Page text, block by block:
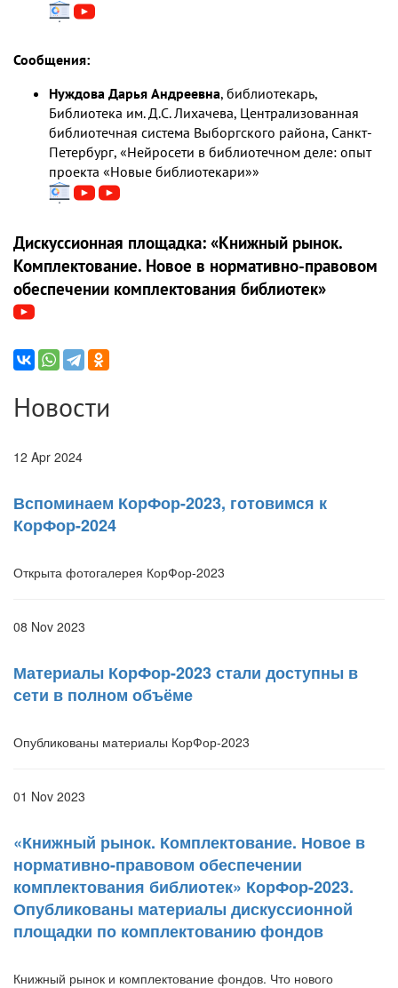
Сообщения:
Нуждова Дарья Андреевна, библиотекарь,
Библиотека им. Д.С. Лихачева, Централизованная
библиотечная система Выборгского района, Санкт-
Петербург, «Нейросети в библиотечном деле: опыт
проекта «Новые библиотекари»»
Дискуссионная площадка: «Книжный рынок.
Комплектование. Новое в нормативно-правовом
обеспечении комплектования библиотек»
Новости
12 Apr 2024
Вспоминаем КорФор-2023, готовимся к
КорФор-2024
Открыта фотогалерея КорФор-2023
08 Nov 2023
Материалы КорФор-2023 стали доступны в
сети в полном объёме
Опубликованы материалы КорФор-2023
01 Nov 2023
«Книжный рынок. Комплектование. Новое в
нормативно-правовом обеспечении
комплектования библиотек» КорФор-2023.
Опубликованы материалы дискуссионной
площадки по комплектованию фондов
Книжный рынок и комплектование фондов. Что нового